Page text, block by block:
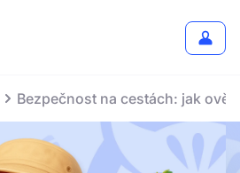
Bezpečnost na cestách: jak